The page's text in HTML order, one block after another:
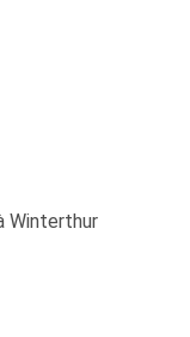
Winterthur